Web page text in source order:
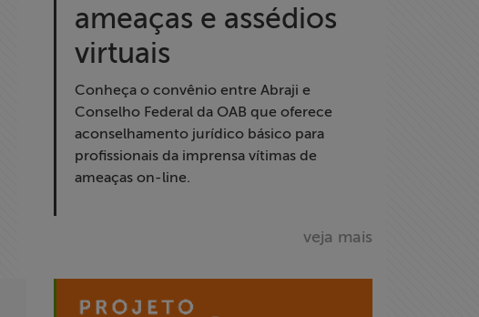
ameaças e assédios
virtuais
Conheça o convênio entre Abraji e
Conselho Federal da OAB que oferece
aconselhamento jurídico básico para
profissionais da imprensa vítimas de
ameaças on-line.
veja mais